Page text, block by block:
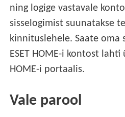
ning logige vastavale
sisselogimist suunatakse
kinnituslehele. Saate oma
ESET HOME-i kontost lahti
HOME-i portaalis.
Vale parool